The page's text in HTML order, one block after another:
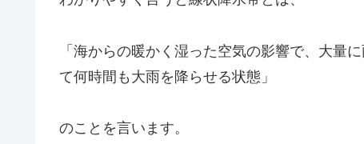
「海からの暖かく湿った空気の影響で、大量
て何時間も大雨を降らせる状態」
のことを言います。